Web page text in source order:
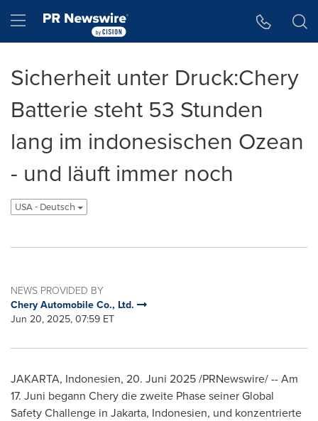
Hamburger menu
Sicherheit unter Druck:Chery
Batterie steht 53 Stunden
lang im indonesischen Ozean
- und läuft immer noch
USA - Deutsch
NEWS PROVIDED BY
Chery Automobile Co., Ltd.
Jun 20, 2025, 07:59 ET
JAKARTA, Indonesien, 20. Juni 2025/PRNewswire/ -- Am
17. Juni begann Chery die zweite Phase seiner Global
Safety Challenge in Jakarta, Indonesien, und konzentrierte